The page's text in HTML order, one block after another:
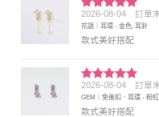
評分5 滿
分 5
2026-08-04 訂單
花語｜耳環 - 金色, 耳針
款式美好搭配
評分5 滿
分 5
2026-08-04 訂單
GEM｜免後扣．耳環 - 粉
款式美好搭配